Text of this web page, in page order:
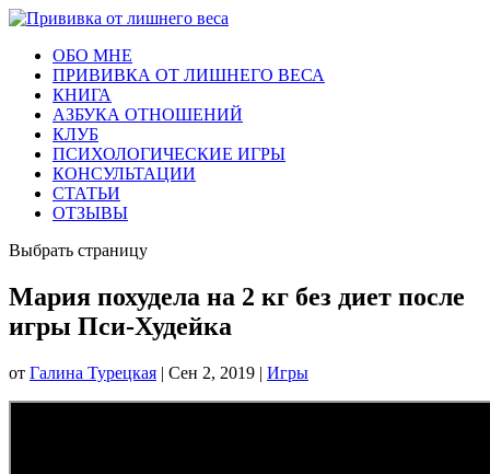
ОБО МНЕ
ПРИВИВКА ОТ ЛИШНЕГО ВЕСА
КНИГА
АЗБУКА ОТНОШЕНИЙ
КЛУБ
ПСИХОЛОГИЧЕСКИЕ ИГРЫ
КОНСУЛЬТАЦИИ
СТАТЬИ
ОТЗЫВЫ
Выбрать страницу
Мария похудела на 2 кг без диет после
игры Пси-Худейка
от Галина Турецкая | Сен 2, 2019 | Игры